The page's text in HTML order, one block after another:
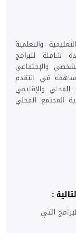
والتعلمية
شاملة للبرامج
والإجتماعي
في التقدم
المحلي والإقليمي
المجتمع المحلي
:
التي